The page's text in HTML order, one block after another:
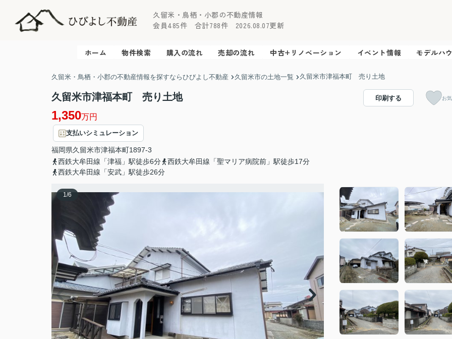
久留米・鳥栖・小郡の不動産情報
会員485件 合計788件 2026.08.07更新
ホーム 物件検索 購入の流れ 売却の流れ 中古+リノベーション イベント情報 モデルハ
久留米・鳥栖・小郡の不動産情報を探すならひびよし不動産 久留米市の土地一覧 久留米市津福本町 売り土地
久留米市津福本町 売り土地
1,350万円
支払いシミュレーション
福岡県久留米市津福本町1897-3
西鉄大牟田線「津福」駅徒歩6分
西鉄大牟田線「聖マリア病院前」駅徒歩17分
西鉄大牟田線「安武」駅徒歩26分
印刷する お
1/6